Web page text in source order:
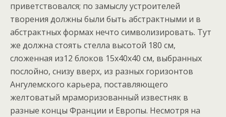
приветствовался; по замыслу устроителей
творения должны были быть абстрактными и в
абстрактных формах нечто символизировать. Тут
же должна стоять стелла высотой 180 см,
сложенная из12 блоков 15х40х40 см, выбранных
послойно, снизу вверх, из разных горизонтов
Ангулемского карьера, поставляющего
желтоватый мраморизованный известняк в
разные концы Франции и Европы. Несмотря на